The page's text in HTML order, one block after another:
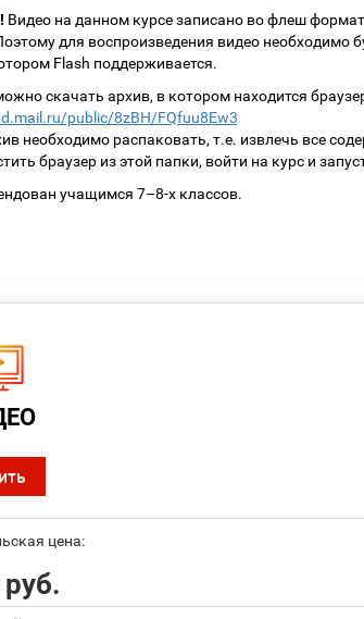
Видео на данном курсе записано во флеш
для воспроизведения видео необходимо
Flash поддерживается.
скачать архив, в котором находится
public/8zBH/FQfuu8Ew3
необходимо распаковать, т.е. извлечь все
браузер из этой папки, войти на курс и
учащимся 7–8-х классов.
цена: